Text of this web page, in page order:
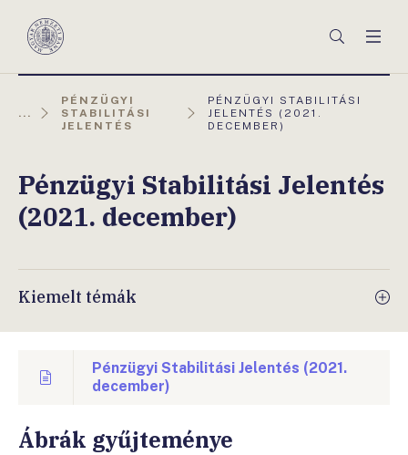
Magyar
Keresés
...
PÉNZÜGYI
STABILITÁSI
JELENTÉS
AKTUÁLIS
OLDAL:
PÉNZÜGYI STABILITÁSI
JELENTÉS (2021.
DECEMBER)
Pénzügyi Stabilitási Jelentés
(2021. december)
Kiemelt témák
Pénzügyi Stabilitási Jelentés (2021.
december)
Ábrák gyűjteménye